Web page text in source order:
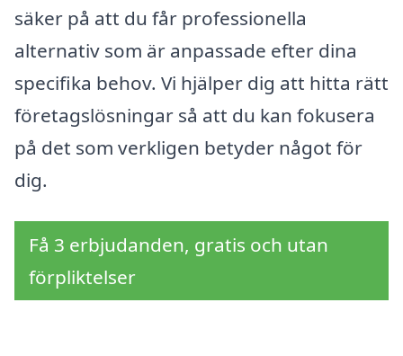
säker på att du får professionella
alternativ som är anpassade efter dina
specifika behov. Vi hjälper dig att hitta rätt
företagslösningar så att du kan fokusera
på det som verkligen betyder något för
dig.
Få 3 erbjudanden, gratis och utan
förpliktelser